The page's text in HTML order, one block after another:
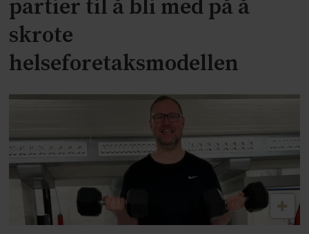
partier til å bli med på å
skrote
helseforetaksmodellen